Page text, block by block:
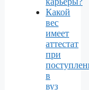
Какой
вес
имеет
аттестат
при
в
вуз